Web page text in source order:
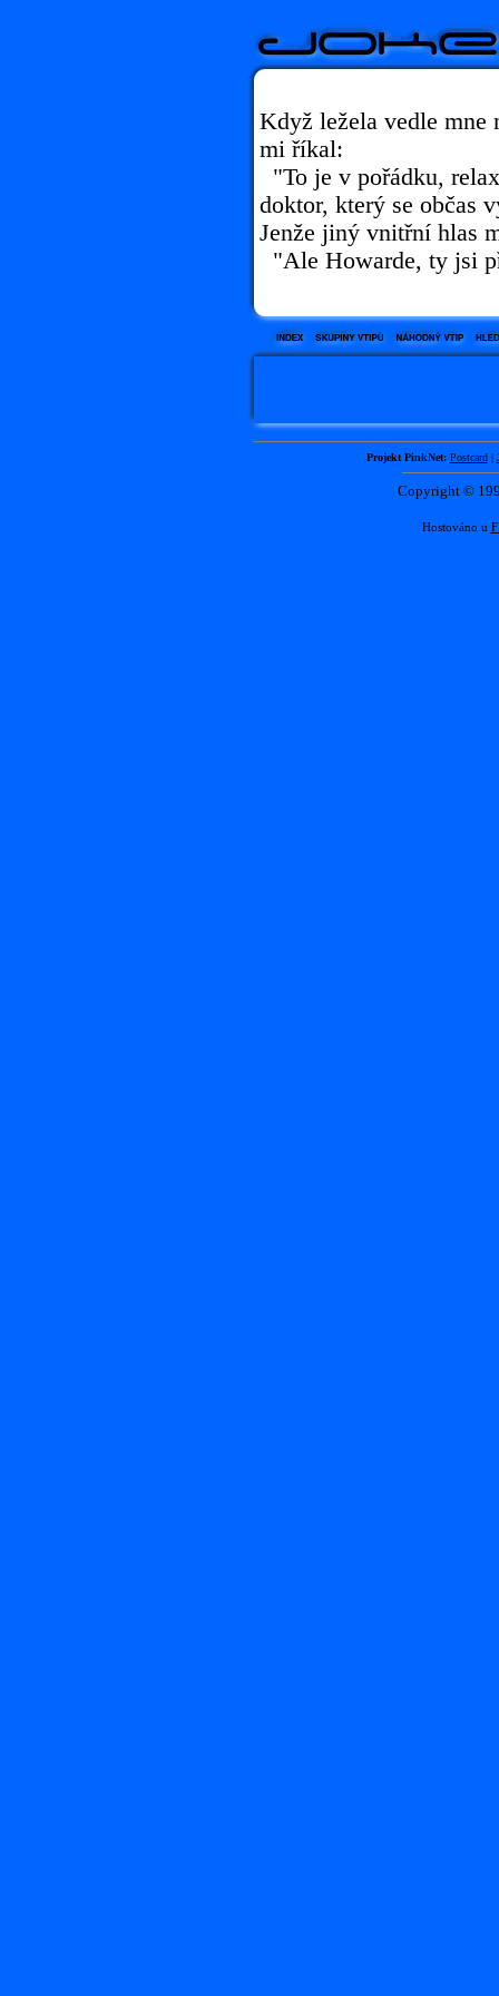
Když ležela vedle
mi říkal:
"To je v pořádku,
doktor, který se občas
Jenže jiný vnitřní hlas
"Ale Howarde, ty jsi
Projekt PinkNet: Postcard|
Copyright ©
Hostováno u